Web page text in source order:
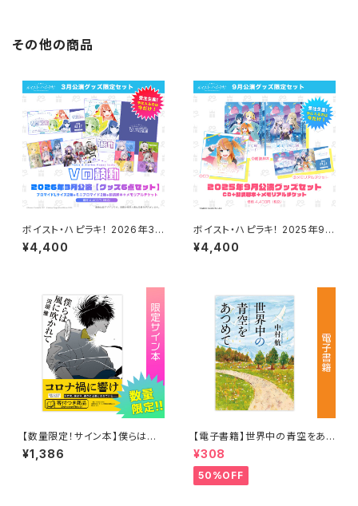
その他の商品
ボイスト・ハピラキ！ 2026年3
月公演限定セット【受注生産】
¥4,400
ボイスト・ハピラキ！ 2025年9月
公演限定セット【受注生産】
¥4,400
【数量限定！サイン本】僕らは風
に吹かれて 著：河邉徹
¥1,386
【電子書籍】世界中の青空をあつ
めて 著：中村 航
¥308
50%OFF